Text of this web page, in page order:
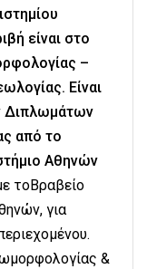
είναι στο
–
Είναι
Διπλωμάτων
από το
Αθηνών
τοΒραβείο
για
&